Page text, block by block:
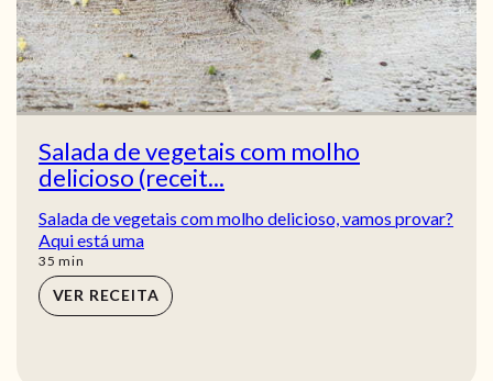
Salada de vegetais com molho
delicioso (receit...
Salada de vegetais com molho delicioso, vamos provar?
Aqui está uma
35 min
min
VER RECEITA